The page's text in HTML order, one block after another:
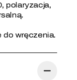
polaryzacja,
wręczenia.